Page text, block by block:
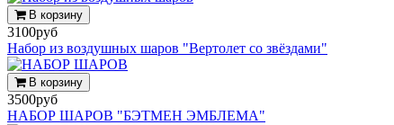
В корзину
3100руб
Набор из воздушных шаров "Вертолет со звёздами"
В корзину
3500руб
НАБОР ШАРОВ "БЭТМЕН ЭМБЛЕМА"